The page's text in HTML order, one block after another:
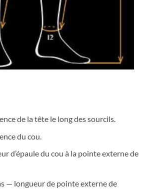
de la tête le long des sourcils.
du cou.
d’épaule du cou à la pointe externe de
— longueur de pointe externe de